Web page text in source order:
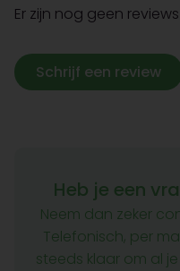
Er zijn nog geen
Schrijf een review
Heb je een
Neem dan zeker
Telefonisch, per
steeds klaar om al